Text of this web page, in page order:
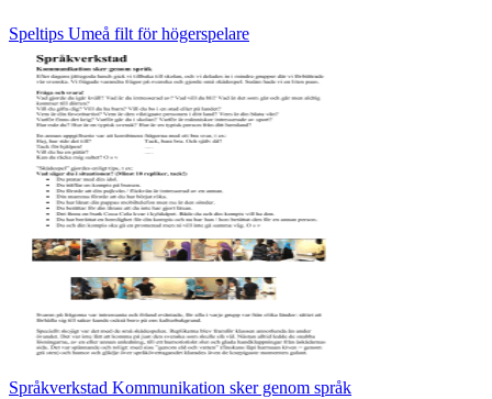
Speltips Umeå filt för högerspelare
Språkverkstad Kommunikation sker genom språk